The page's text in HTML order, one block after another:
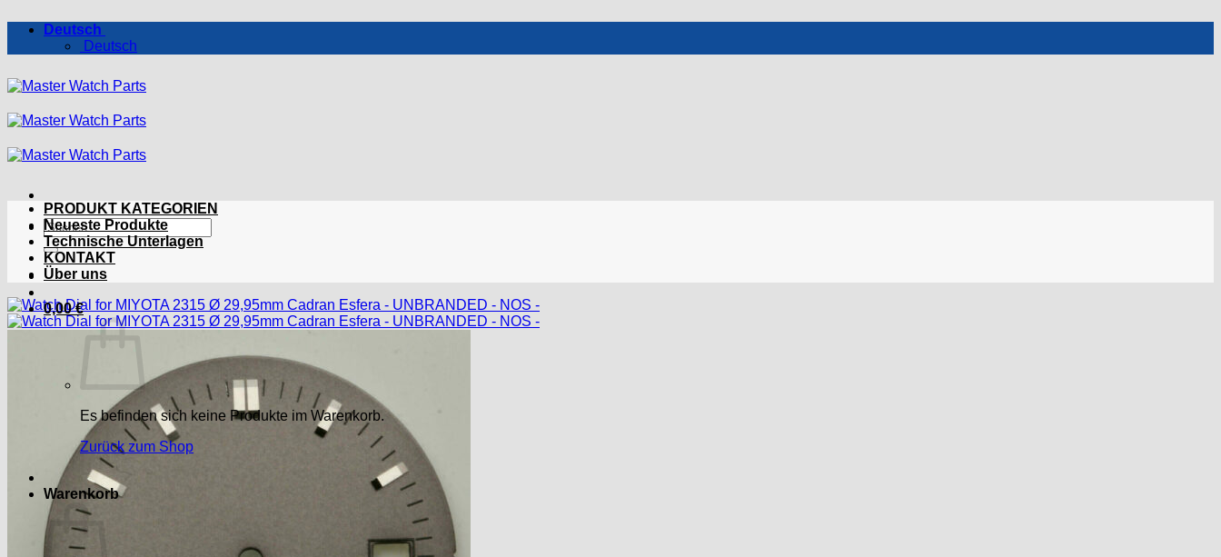
Inhalt
Deutsch
Deutsch
Suchen
nach:
0,00€
Es befinden sich keine Produkte im Warenkorb.
Zurück zum Shop
Warenkorb
PRODUKT KATEGORIEN
Neueste Produkte
Technische Unterlagen
KONTAKT
Über uns